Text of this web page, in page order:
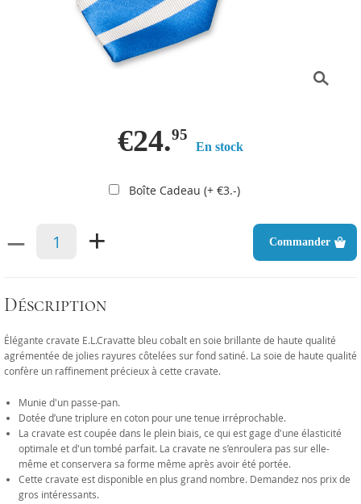
€24.95
En stock
Boîte Cadeau (+ €3.-)
– + Commander
Déscription
Élégante cravate E.L.Cravatte bleu cobalt en soie brillante de haute qualité
agrémentée de jolies rayures côtelées sur fond satiné. La soie de haute qualité
confère un raffinement précieux à cette cravate.
Munie d'un passe-pan.
Dotée d’une triplure en coton pour une tenue irréprochable.
La cravate est coupée dans le plein biais, ce qui est gage d'une élasticité
optimale et d'un tombé parfait. La cravate ne s’enroulera pas sur elle-
même et conservera sa forme même après avoir été portée.
Cette cravate est disponible en plus grand nombre. Demandez nos prix de
gros intéressants.